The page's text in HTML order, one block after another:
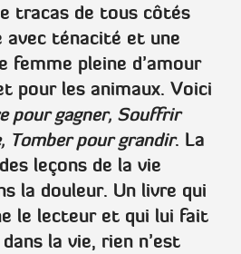
tracas de tous côtés
avec ténacité et une
femme pleine d’amour
pour les animaux. Voici
pour gagner, Souffrir
Tomber pour grandir. La
leçons de la vie
la douleur. Un livre qui
le lecteur et qui lui fait
la vie, rien n’est